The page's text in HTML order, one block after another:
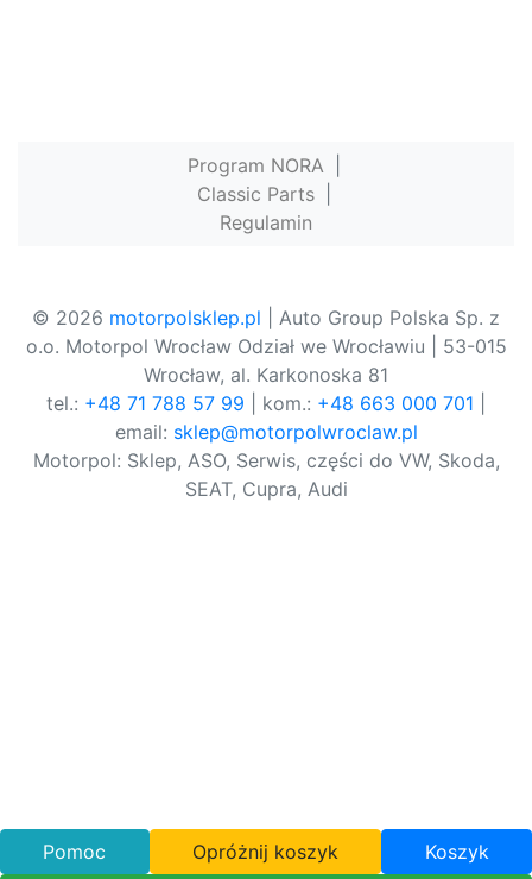
Program NORA
Classic Parts
Regulamin
© 2026 motorpolsklep.pl | Auto Group Polska Sp. z
o.o. Motorpol Wrocław Odział we Wrocławiu | 53-015
Wrocław, al. Karkonoska 81
tel.: +48 71 788 57 99 | kom.: +48 663 000 701
email: sklep@motorpolwroclaw.pl
Motorpol: Sklep, ASO, Serwis, części do VW, Skoda,
SEAT, Cupra, Audi
Pomoc Opróżnij koszyk Koszyk